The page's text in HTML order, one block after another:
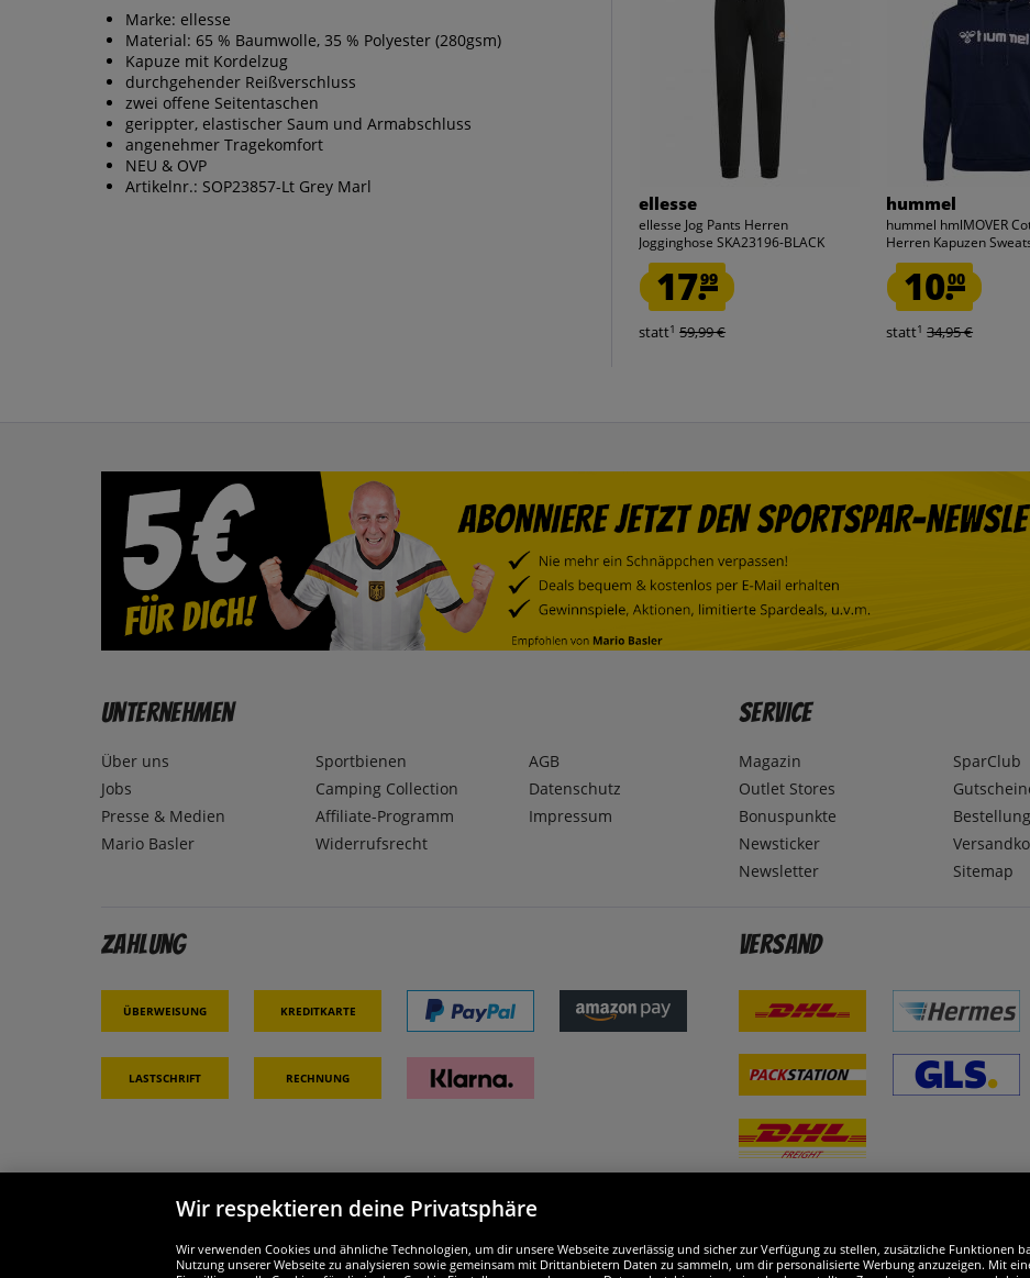
Marke: ellesse
Material: 65 % Baumwolle, 35 % Polyester (280gsm)
Kapuze mit Kordelzug
durchgehender Reißverschluss
zwei offene Seitentaschen
gerippter, elastischer Saum und Armabschluss
angenehmer Tragekomfort
NEU & OVP
Artikelnr.: SOP23857-Lt Grey Marl
ellesse
ellesse Jog Pants Herren
Jogginghose SKA23196-BLACK
17.99
statt1 59,99 €
hummel
hummel hmlMOVER
Herren Kapuzen
10.00
statt1 34,95 €
Unternehmen
Über uns
Jobs
Presse & Medien
Mario Basler
Sportbienen
Camping Collection
Affiliate-Programm
Widerrufsrecht
AGB
Datenschutz
Impressum
Service
Magazin
Outlet Stores
Bonuspunkte
Newsticker
Newsletter
SparClub
Sitemap
Zahlung
Überweisung Kreditkarte
Lastschrift Rechnung
Versand
Partner & Sicherheit Wir sind ausgezeichnet
Wir respektieren deine Privatsphäre
Wir verwenden Cookies und ähnliche Technologien, um dir unsere Webseite zuverlässig und sicher zur Verfügung zu stellen, zusätzliche Funktionen
Nutzung unserer Webseite zu analysieren sowie gemeinsam mit Drittanbietern Daten zu sammeln, um dir personalisierte Werbung anzuzeigen. Mit